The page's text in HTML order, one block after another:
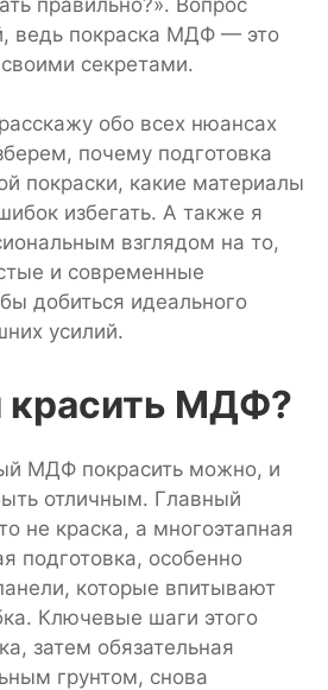
ведь покраска МДФ — это
секретами.
обо всех нюансах
почему подготовка
покраски, какие материалы
избегать. А также я
взглядом на то,
и современные
добиться идеального
усилий.
МДФ?
МДФ покрасить можно, и
отличным. Главный
не краска, а многоэтапная
подготовка, особенно
которые впитывают
Ключевые шаги этого
затем обязательная
грунтом, снова